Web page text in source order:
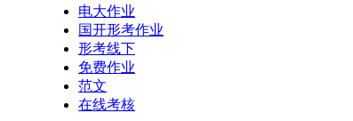
电大作业
国开形考作业
形考线下
免费作业
范文
在线考核